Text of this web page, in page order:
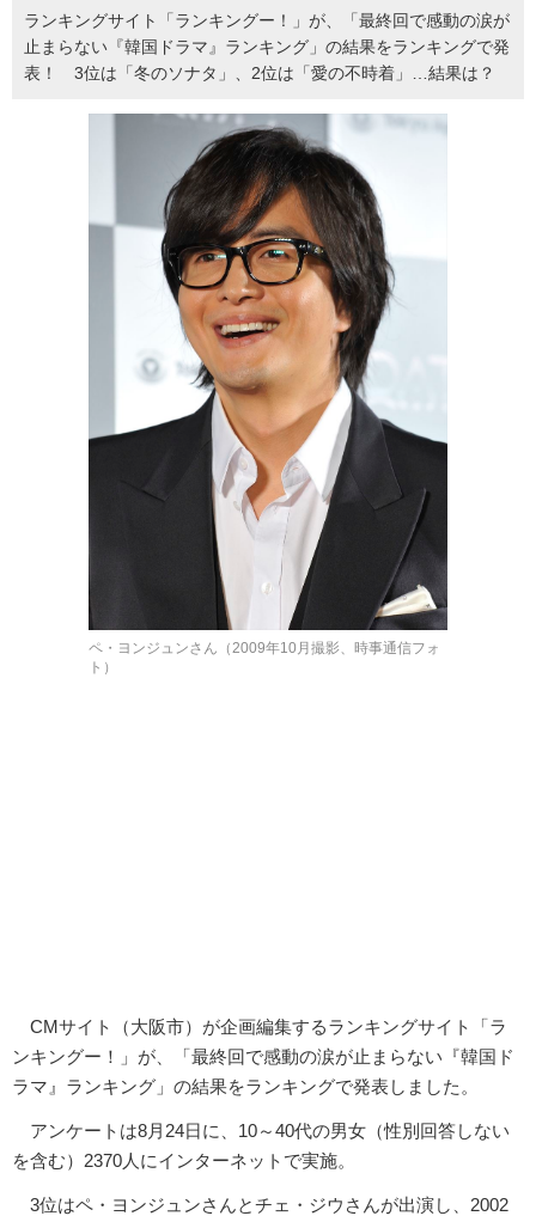
ランキングサイト「ランキングー！」が、「最終回で感動の涙が
止まらない『韓国ドラマ』ランキング」の結果をランキングで発
表！ 3位は「冬のソナタ」、2位は「愛の不時着」…結果は？
ペ・ヨンジュンさん（2009年10月撮影、時事通信フォ
ト）
CMサイト（大阪市）が企画編集するランキングサイト「ラ
ンキングー！」が、「最終回で感動の涙が止まらない『韓国ド
ラマ』ランキング」の結果をランキングで発表しました。
アンケートは8月24日に、10～40代の男女（性別回答しない
を含む）2370人にインターネットで実施。
3位はペ・ヨンジュンさんとチェ・ジウさんが出演し、2002